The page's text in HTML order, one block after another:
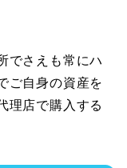
でさえも常にハ
ご自身の資産を
理店で購入する